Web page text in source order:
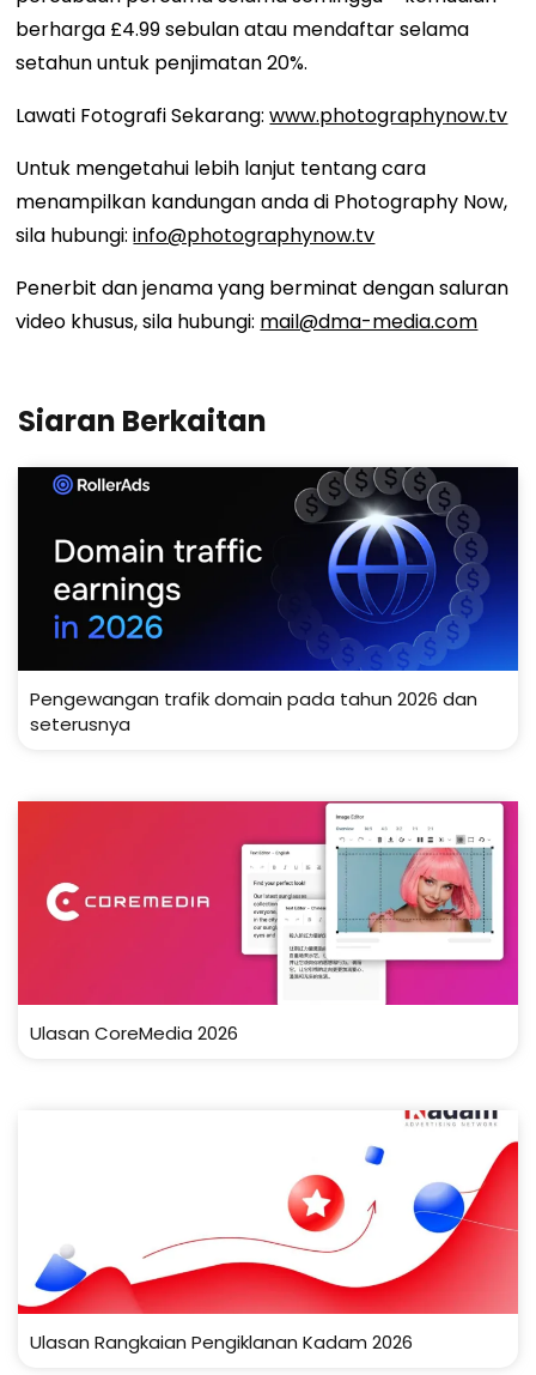
berharga £4.99 sebulan atau mendaftar selama
setahun untuk penjimatan 20%.
Lawati Fotografi Sekarang:www.photographynow.tv
Untuk mengetahui lebih lanjut tentang cara
menampilkan kandungan anda di Photography Now,
sila hubungi:info@photographynow.tv
Penerbit dan jenama yang berminat dengan saluran
video khusus, sila hubungi: mail@dma-media.com
Siaran Berkaitan
Pengewangan trafik domain pada tahun 2026 dan
seterusnya
Ulasan CoreMedia 2026
Ulasan Rangkaian Pengiklanan Kadam 2026